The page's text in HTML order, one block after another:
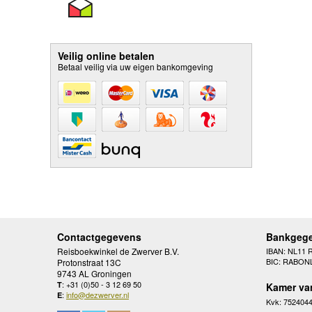
Veilig online betalen
Betaal veilig via uw eigen bankomgeving
Contactgegevens
Reisboekwinkel de Zwerver B.V.
Protonstraat 13C
9743 AL Groningen
T: +31 (0)50 - 3 12 69 50
E: info@dezwerver.nl
IBAN: NL11
BIC:
Kamer
Kvk: